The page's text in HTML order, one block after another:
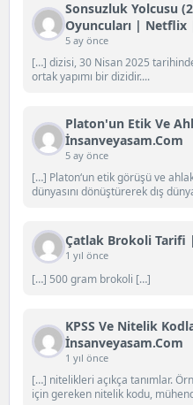
Sonsuzluk Yolcusu
Oyuncuları | Netflix
5 ay önce
[…] dizisi, 30 Nisan 2025
ortak yapımı bir dizidir....
Platon'un Etik Ve
İnsanveyasam.com
5 ay önce
[…] Platon‘un etik görüşü ve
dünyasını dönüştürerek dış
Çatlak Brokoli Tarifi
1 yıl önce
[…] 500 gram brokoli […]
KPSS Ve Nitelik
İnsanveyasam.com
1 yıl önce
[…] nitelikleri açıkça tanımlar.
için gereken nitelik kodu,